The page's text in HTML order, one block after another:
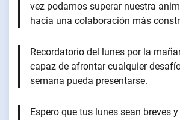
vez podamos superar nuestra
hacia una colaboración más
Recordatorio del lunes por la
capaz de afrontar cualquier
semana pueda presentarse.
Espero que tus lunes sean breves